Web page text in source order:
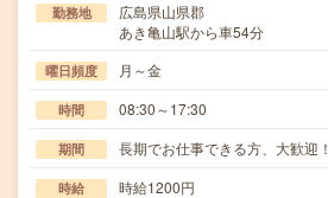
勤務地
広島県山県郡
あき亀山駅から車54分
曜日頻度 月～金
時間 08:30～17:30
期間 長期でお仕事できる方、大歓迎！
時給 時給1200円